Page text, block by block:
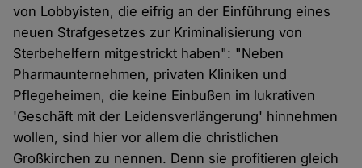
von Lobbyisten, die eifrig an der Einführung eines
neuen Strafgesetzes zur Kriminalisierung von
Sterbehelfern mitgestrickt haben": "Neben
Pharmaunternehmen, privaten Kliniken und
Pflegeheimen, die keine Einbußen im lukrativen
'Geschäft mit der Leidensverlängerung' hinnehmen
wollen, sind hier vor allem die christlichen
Großkirchen zu nennen. Denn sie profitieren gleich